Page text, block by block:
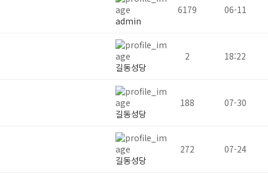
admin
6179 06-11
길동성당
2 18:22
길동성당
188 07-30
길동성당
272 07-24